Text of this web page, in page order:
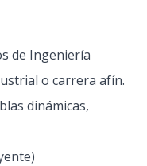
de Ingeniería
o carrera afín.
dinámicas,